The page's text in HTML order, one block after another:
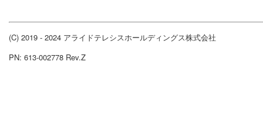
(C) 2019 - 2024 アライドテレシスホールディングス株式会社
PN: 613-002778 Rev.Z